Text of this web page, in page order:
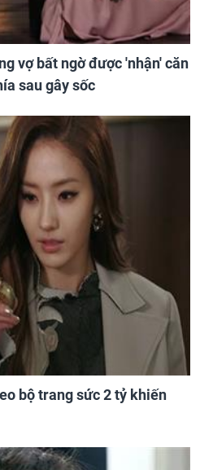
vợ bất ngờ được 'nhận' căn
sau gây sốc
bộ trang sức 2 tỷ khiến